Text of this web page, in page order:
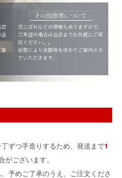
ずつ手造りするため、発送まで1
がございます。
予めご了承のうえ、ご注文くださ